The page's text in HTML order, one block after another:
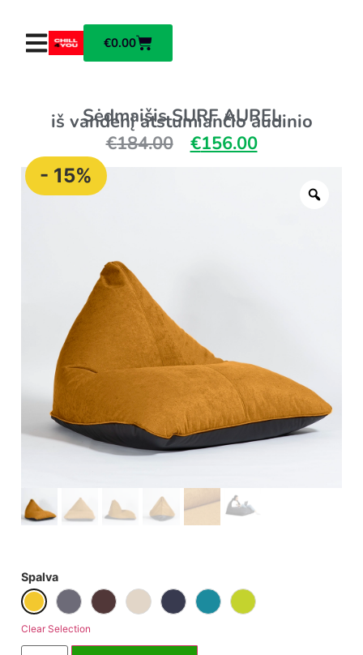
€0.00
Sėdmaišis SURF AUREL
iš vandenį atstumiančio audinio
€184.00 €156.00
- 15%
Spalva
Clear Selection